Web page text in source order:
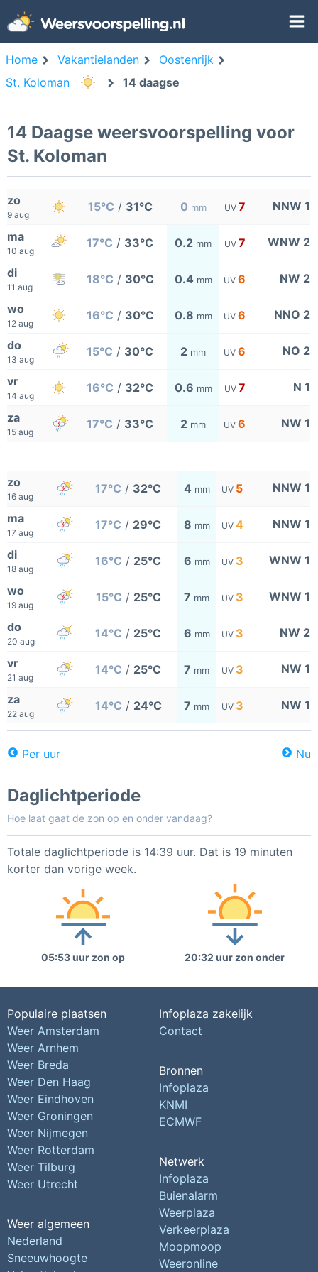
Home Vakantielanden
Oostenrijk
St. Koloman
14 daagse
14 Daagse weersvoorspelling voor
St. Koloman
zo
9 aug
15°C / 31°C 0 mm UV 7 NNW 1
ma
10 aug
17°C / 33°C 0.2 mm UV 7 WNW 2
di
11 aug
18°C / 30°C 0.4 mm UV 6 NW 2
wo
12 aug
16°C / 30°C 0.8 mm UV 6 NNO 2
do
13 aug
15°C / 30°C 2 mm UV 6 NO 2
vr
14 aug
16°C / 32°C 0.6 mm UV 7 N 1
za
15 aug
17°C / 33°C 2 mm UV 6 NW 1
zo
16 aug
17°C / 32°C 4 mm UV 5 NNW 1
ma
17 aug
17°C / 29°C 8 mm UV 4 NNW 1
di
18 aug
16°C / 25°C 6 mm UV 3 WNW 1
wo
19 aug
15°C / 25°C 7 mm UV 3 WNW 1
do
20 aug
14°C / 25°C 6 mm UV 3 NW 2
vr
21 aug
14°C / 25°C 7 mm UV 3 NW 1
za
22 aug
14°C / 24°C 7 mm UV 3 NW 1
Per uur Nu
Daglichtperiode
Hoe laat gaat de zon op en onder vandaag?
Totale daglichtperiode is 14:39 uur. Dat is 19 minuten
korter dan vorige week.
05:53 uur zon op 20:32 uur zon onder
Populaire plaatsen
Weer Amsterdam
Weer Arnhem
Weer Breda
Weer Den Haag
Weer Eindhoven
Weer Groningen
Weer Nijmegen
Weer Rotterdam
Weer Tilburg
Weer Utrecht
Weer algemeen
Nederland
Sneeuwhoogte
Infoplaza zakelijk
Contact
Bronnen
Infoplaza
KNMI
ECMWF
Netwerk
Infoplaza
Buienalarm
Weerplaza
Verkeerplaza
Moopmoop
Weeronline